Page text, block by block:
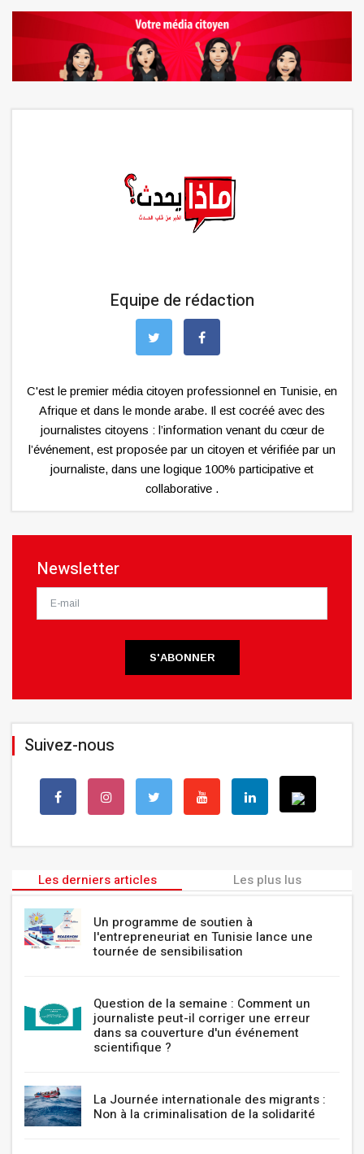
Equipe de rédaction
C'est le premier média citoyen professionnel en Tunisie, en
Afrique et dans le monde arabe. Il est cocréé avec des
journalistes citoyens : l’information venant du cœur de
l’événement, est proposée par un citoyen et vérifiée par un
journaliste, dans une logique 100% participative et
collaborative .
Newsletter
S'ABONNER
Suivez-nous
Les derniers articles Les plus lus
Un programme de soutien à
l'entrepreneuriat en Tunisie lance une
tournée de sensibilisation
Question de la semaine : Comment un
journaliste peut-il corriger une erreur
dans sa couverture d'un événement
scientifique ?
La Journée internationale des migrants :
Non à la criminalisation de la solidarité